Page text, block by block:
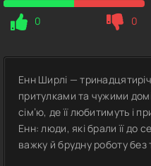
0 0
Енн Ширлі —
притулками та чужими
сім’ю, де її любитимуть і
Енн: люди, які брали її до
важку й брудну роботу без